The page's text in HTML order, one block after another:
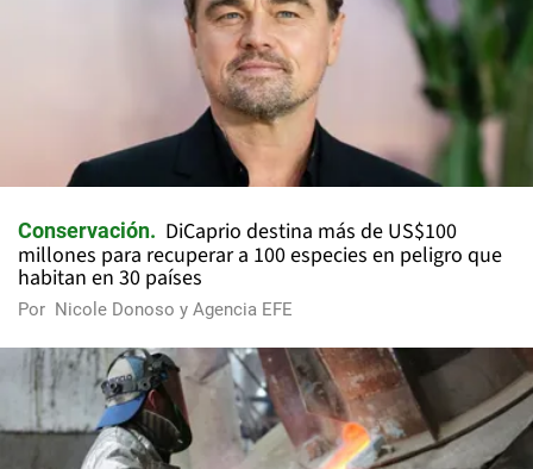
Conservación
DiCaprio destina más de US$100
millones para recuperar a 100 especies en peligro que
habitan en 30 países
Por Nicole Donoso y Agencia EFE